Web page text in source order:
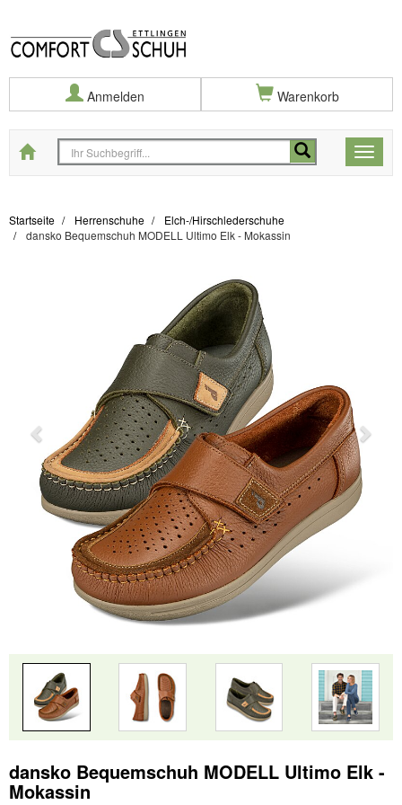
Anmelden Warenkorb
Toggle
Startseite
Startseite Herrenschuhe
Elch-/Hirschlederschuhe
dansko Bequemschuh MODELL Ultimo Elk - Mokassin
dansko Bequemschuh MODELL Ultimo Elk -
Mokassin